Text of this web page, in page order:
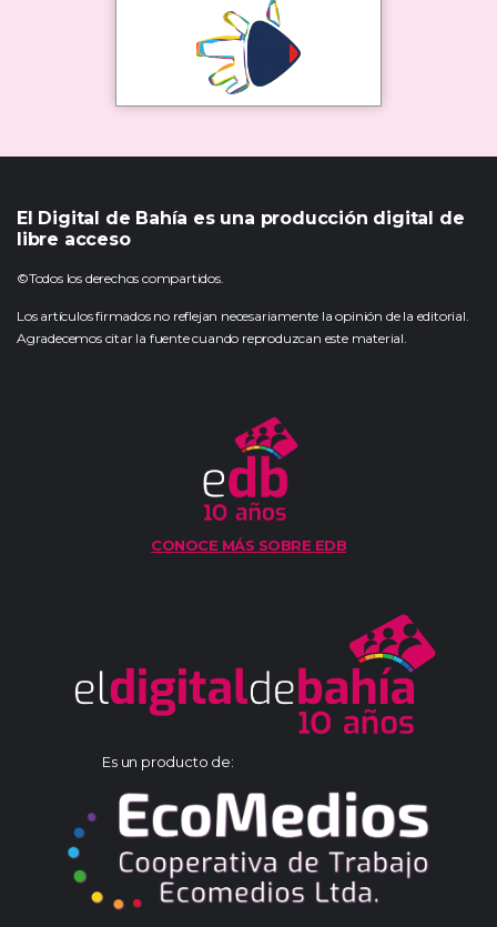
El Digital de Bahía es una producción digital de
libre acceso
©Todos los derechos compartidos.
Los artículos firmados no reflejan necesariamente la opinión de la editorial.
Agradecemos citar la fuente cuando reproduzcan este material.
CONOCE MÁS SOBRE EDB
Es un producto de: